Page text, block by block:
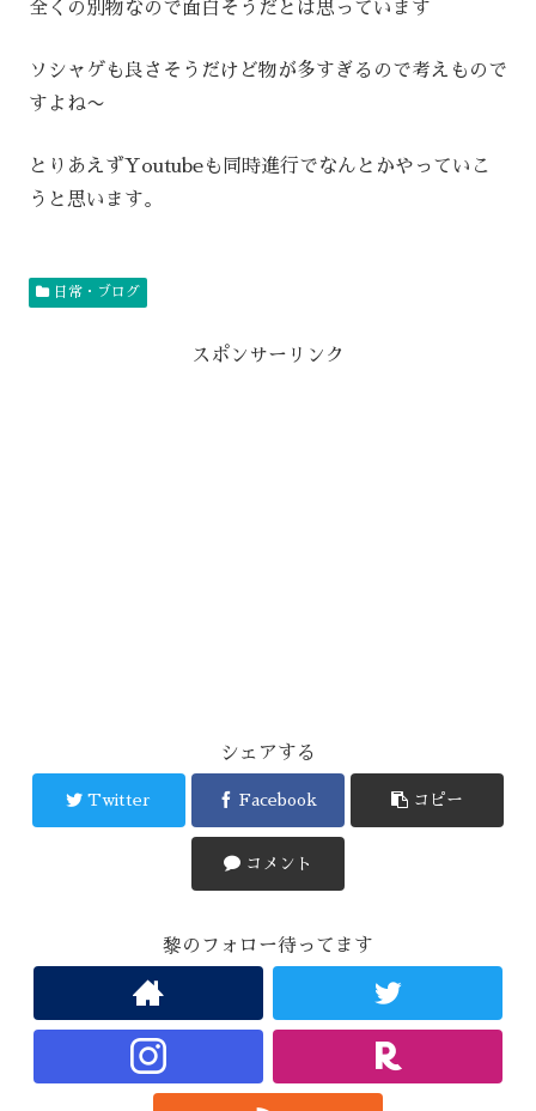
全くの別物なので面白そうだとは思っています
ソシャゲも良さそうだけど物が多すぎるので考えもので
すよね〜
とりあえずYoutubeも同時進行でなんとかやっていこ
うと思います。
日常・ブログ
スポンサーリンク
シェアする
Twitter Facebook コピー
コメント
黎のフォロー待ってます